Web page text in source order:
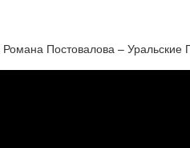
Постовалова – Уральские